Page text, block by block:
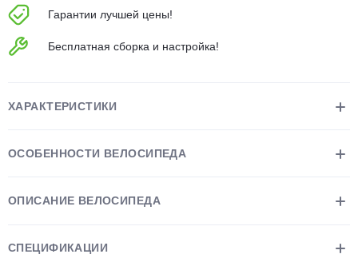
Гарантии лучшей цены!
Бесплатная сборка и настройка!
ХАРАКТЕРИСТИКИ
ОСОБЕННОСТИ ВЕЛОСИПЕДА
ОПИСАНИЕ ВЕЛОСИПЕДА
СПЕЦИФИКАЦИИ
недели